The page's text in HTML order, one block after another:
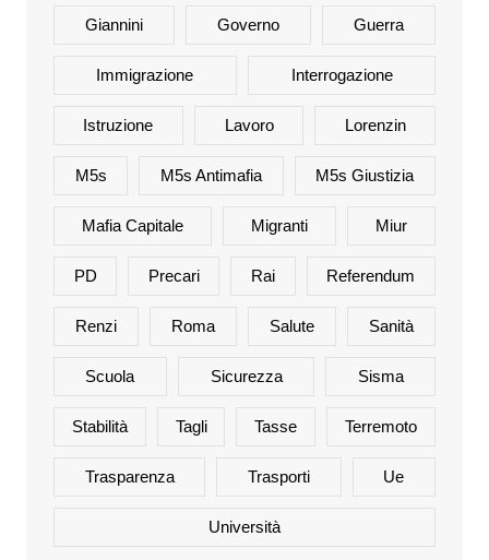
Giannini Governo Guerra
Immigrazione Interrogazione
Istruzione Lavoro Lorenzin
M5s M5s Antimafia M5s Giustizia
Mafia Capitale Migranti Miur
PD Precari Rai Referendum
Renzi Roma Salute Sanità
Scuola Sicurezza Sisma
Stabilità Tagli Tasse Terremoto
Trasparenza Trasporti Ue
Università